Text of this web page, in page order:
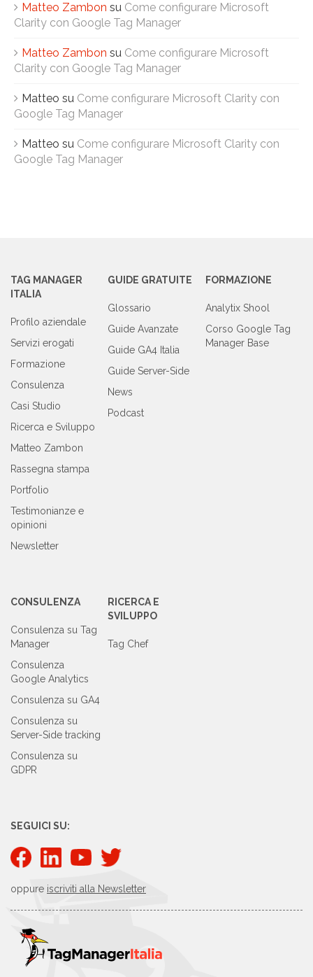
Matteo Zambon su Come configurare Microsoft
Clarity con Google Tag Manager
Matteo Zambon su Come configurare Microsoft
Clarity con Google Tag Manager
Matteo su Come configurare Microsoft Clarity con
Google Tag Manager
Matteo su Come configurare Microsoft Clarity con
Google Tag Manager
TAG MANAGER
ITALIA
Profilo aziendale
Servizi erogati
Formazione
Consulenza
Casi Studio
Ricerca e Sviluppo
Matteo Zambon
Rassegna stampa
Portfolio
Testimonianze e
opinioni
Newsletter
GUIDE GRATUITE
Glossario
Guide Avanzate
Guide GA4 Italia
Guide Server-Side
News
Podcast
FORMAZIONE
Analytix Shool
Corso Google Tag
Manager Base
CONSULENZA
Consulenza su Tag
Manager
Consulenza
Google Analytics
Consulenza su GA4
Consulenza su
Server-Side tracking
Consulenza su
GDPR
RICERCA E
SVILUPPO
Tag Chef
SEGUICI SU:
oppure iscriviti alla Newsletter